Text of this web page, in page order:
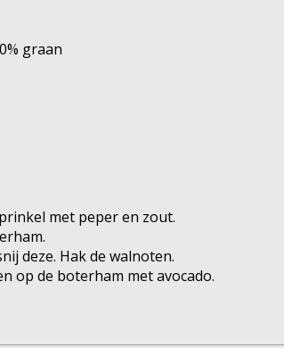
graan
met peper en zout.
deze. Hak de walnoten.
op de boterham met avocado.